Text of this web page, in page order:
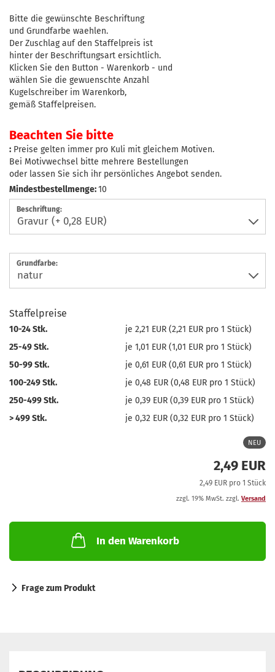
Bitte die gewünschte Beschriftung
und Grundfarbe waehlen.
Der Zuschlag auf den Staffelpreis ist
hinter der Beschriftungsart ersichtlich.
Klicken Sie den Button - Warenkorb - und
wählen Sie die gewuenschte Anzahl
Kugelschreiber im Warenkorb,
gemäß Staffelpreisen.
Beachten Sie bitte
: Preise gelten immer pro Kuli mit gleichem Motiven.
Bei Motivwechsel bitte mehrere Bestellungen
oder lassen Sie sich ihr persönliches Angebot senden.
Mindestbestellmenge:10
Beschriftung:
Grundfarbe:
Staffelpreise
10-24 Stk.
je 2,21 EUR (2,21 EUR pro 1 Stück)
25-49 Stk.
je 1,01 EUR (1,01 EUR pro 1 Stück)
50-99 Stk.
je 0,61 EUR (0,61 EUR pro 1 Stück)
100-249 Stk.
je 0,48 EUR (0,48 EUR pro 1 Stück)
250-499 Stk.
je 0,39 EUR (0,39 EUR pro 1 Stück)
> 499 Stk.
je 0,32 EUR (0,32 EUR pro 1 Stück)
NEU
2,49 EUR
2,49 EUR pro 1 Stück
zzgl. 19% MwSt. zzgl. Versand
In den Warenkorb
Frage zum Produkt